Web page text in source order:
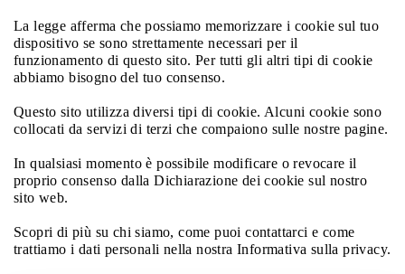
La legge afferma che possiamo memorizzare i cookie sul tuo
dispositivo se sono strettamente necessari per il
funzionamento di questo sito. Per tutti gli altri tipi di cookie
abbiamo bisogno del tuo consenso.
Questo sito utilizza diversi tipi di cookie. Alcuni cookie sono
collocati da servizi di terzi che compaiono sulle nostre pagine.
In qualsiasi momento è possibile modificare o revocare il
proprio consenso dalla Dichiarazione dei cookie sul nostro
sito web.
Scopri di più su chi siamo, come puoi contattarci e come
trattiamo i dati personali nella nostra Informativa sulla privacy.